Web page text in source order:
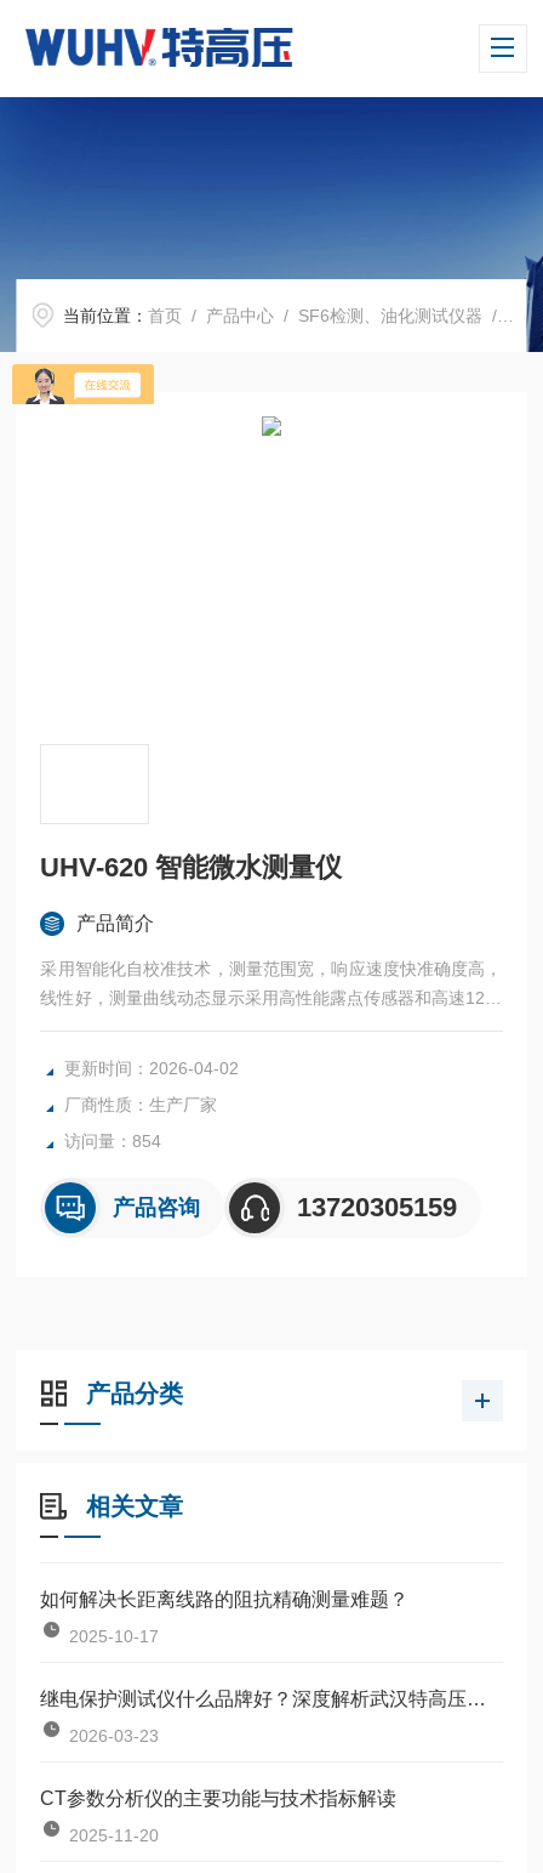
当前位置：首页 / 产品中心 / SF6检测、油化测试仪器 /
UHV-620 智能微水测量仪
产品简介
采用智能化自校准技术，测量范围宽，响应速度快准确度高，
线性好，测量曲线动态显示采用高性能露点传感器和高速12位
－AD模数转换器
更新时间：2026-04-02
厂商性质：生产厂家
访问量：854
产品咨询 13720305159
产品分类
相关文章
如何解决长距离线路的阻抗精确测量难题？
2025-10-17
继电保护测试仪什么品牌好？深度解析武汉特高压继电保护测试仪的用户认可度
2026-03-23
CT参数分析仪的主要功能与技术指标解读
2025-11-20